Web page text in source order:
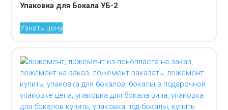
Упаковка для Бокала УБ-2
Узнать цену